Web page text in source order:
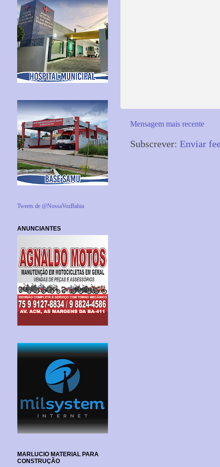
Mensagem mais recente
Subscrever: Enviar
Tweets de @NossaVozBahia
ANUNCIANTES
MARLUCIO MATERIAL PARA
CONSTRUÇÃO